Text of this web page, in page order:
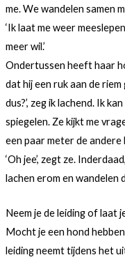
me. We wandelen samen
‘Ik laat me weer
meer wil.’
Ondertussen heeft haar
dat hij een ruk aan de riem
dus?’, zeg ik lachend. Ik
spiegelen. Ze kijkt me
een paar meter de
‘Oh jee’, zegt ze.
lachen erom en wandelen
Neem je de leiding of laat
Mocht je een hond
leiding neemt tijdens het